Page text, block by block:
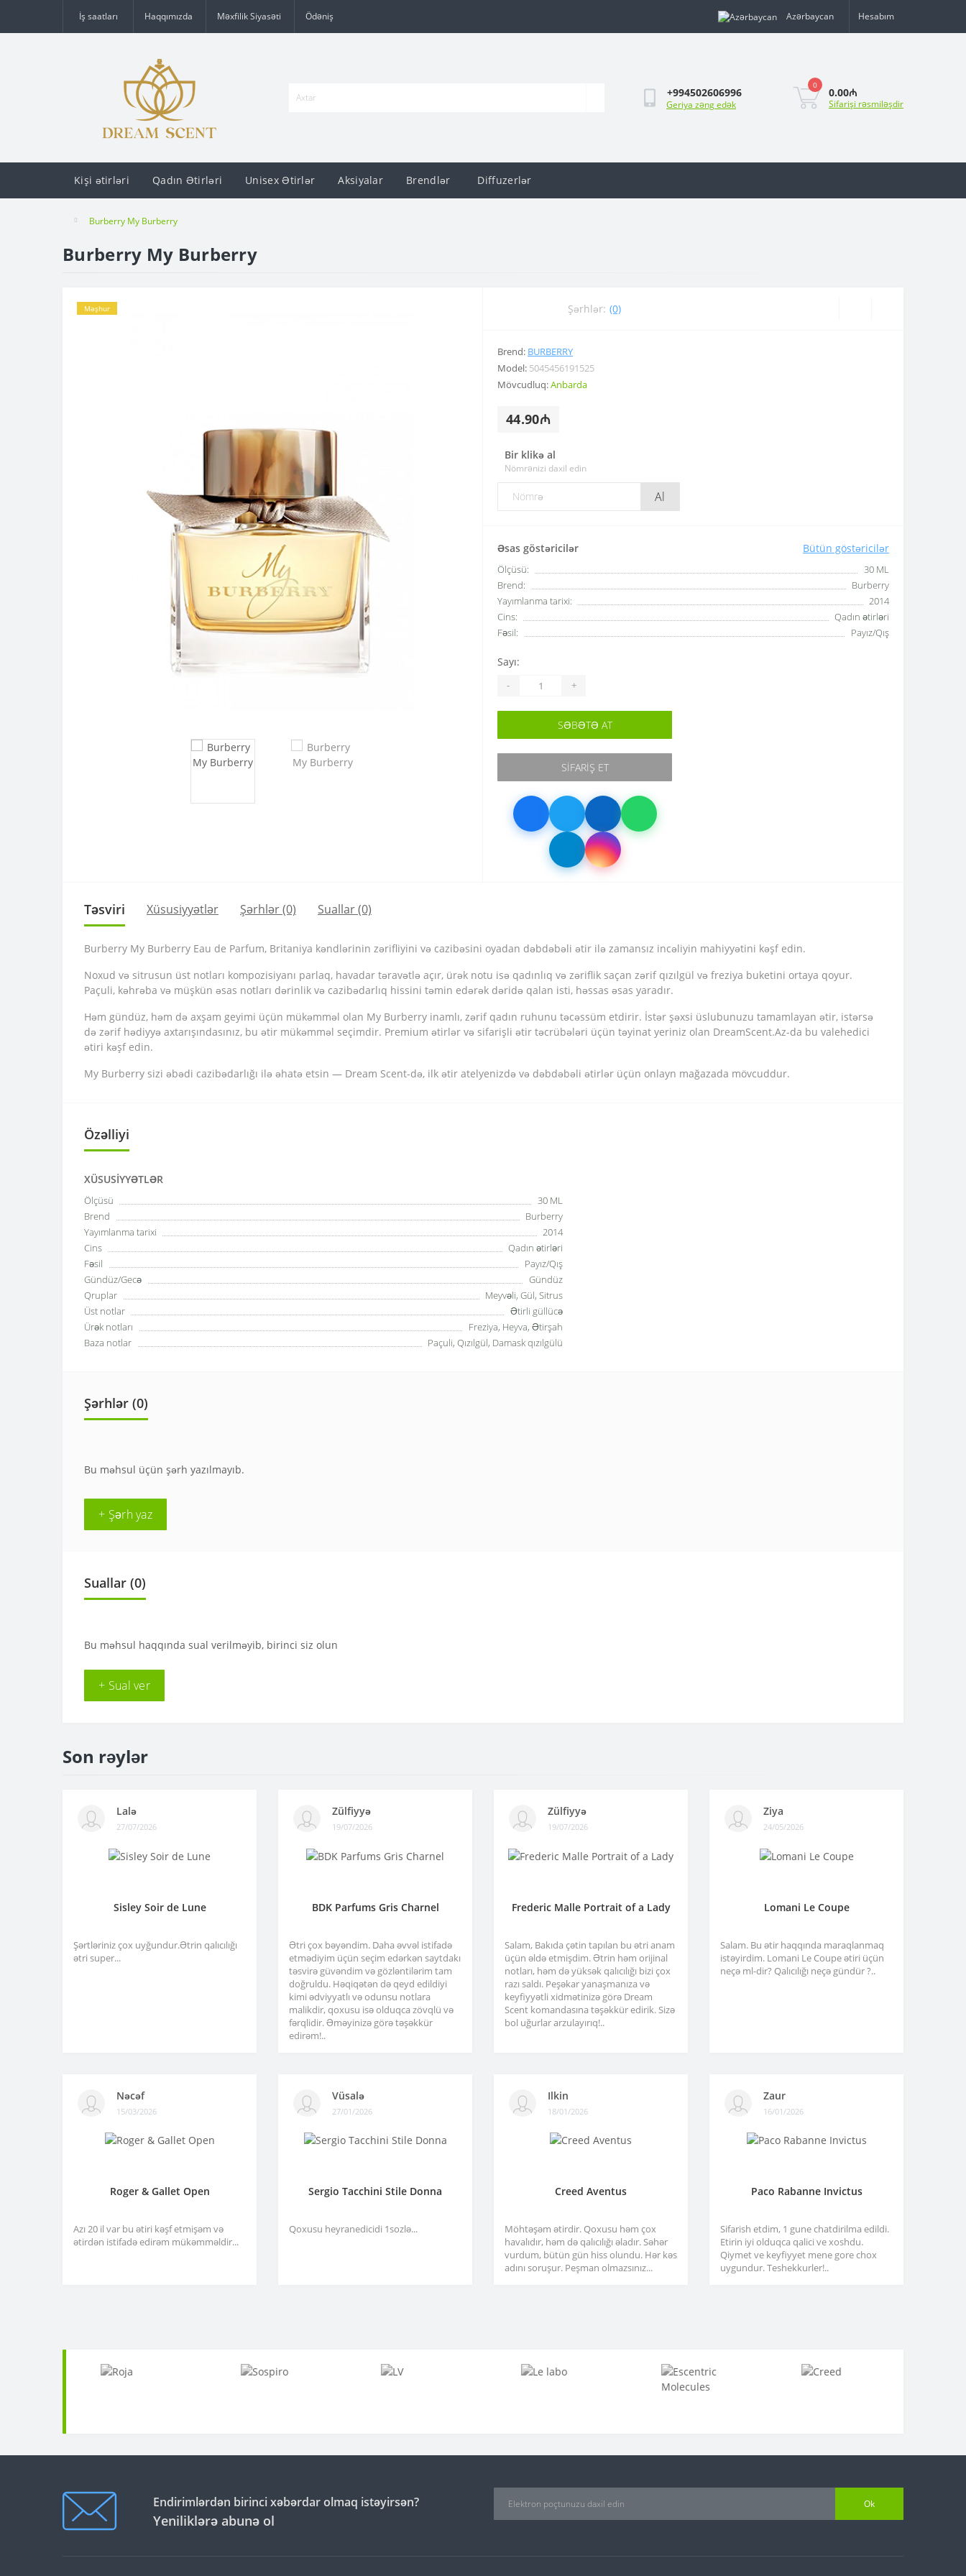
İş saatları Haqqımızda Məxfilik Siyasəti Ödəniş Azərbaycan Hesabım
+994502606996
Geriya zəng edək
0
0.00₼
Sifarişi rəsmiləşdir
Kişi ətirləri Qadın Ətirləri Unisex Ətirlər Aksiyalar Brendlər Diffuzerlər
Burberry My Burberry
Burberry My Burberry
Məşhur Şərhlər: (0)
Brend: BURBERRY
Model: 5045456191525
Mövcudluq:Anbarda
44.90₼
Bir klikə al
Nömrənizi daxil edin
Al
Əsas göstəricilər Bütün göstəricilər
Ölçüsü:
30 ML
Brend:
Burberry
Yayımlanma tarixi:
2014
Cins:
Qadın ətirləri
Fəsil:
Payız/Qış
Sayı:
- +
SƏBƏTƏ AT
SIFARIŞ ET
Təsviri Xüsusiyyətlər Şərhlər (0) Suallar(0)
Burberry My Burberry Eau de Parfum, Britaniya kəndlərinin zərifliyini və cazibəsini oyadan dəbdəbəli ətir ilə zamansız incəliyin mahiyyətini kəşf edin.
Noxud və sitrusun üst notları kompozisiyanı parlaq, havadar təravətlə açır, ürək notu isə qadınlıq və zəriflik saçan zərif qızılgül və freziya buketini ortaya qoyur.
Paçuli, kəhrəba və müşkün əsas notları dərinlik və cazibədarlıq hissini təmin edərək dəridə qalan isti, həssas əsas yaradır.
Həm gündüz, həm də axşam geyimi üçün mükəmməl olan My Burberry inamlı, zərif qadın ruhunu təcəssüm etdirir. İstər şəxsi üslubunuzu tamamlayan ətir, istərsə
də zərif hədiyyə axtarışındasınız, bu ətir mükəmməl seçimdir. Premium ətirlər və sifarişli ətir təcrübələri üçün təyinat yeriniz olan DreamScent.Az-da bu valehedici
ətiri kəşf edin.
My Burberry sizi əbədi cazibədarlığı ilə əhatə etsin — Dream Scent-də, ilk ətir atelyenizdə və dəbdəbəli ətirlər üçün onlayn mağazada mövcuddur.
Özəlliyi
XÜSUSIYYƏTLƏR
Ölçüsü
30 ML
Brend
Burberry
Yayımlanma tarixi
2014
Cins
Qadın ətirləri
Fəsil
Payız/Qış
Gündüz/Gecə
Gündüz
Qruplar
Meyvəli, Gül, Sitrus
Üst notlar
Ətirli güllücə
Ürək notları
Freziya, Heyva, Ətirşah
Baza notlar
Paçuli, Qızılgül, Damask qızılgülü
Şərhlər (0)
Bu məhsul üçün şərh yazılmayıb.
+ Şərh yaz
Suallar (0)
Bu məhsul haqqında sual verilməyib, birinci siz olun
+ Sual ver
Son rəylər
Lalə
27/07/2026
Sisley Soir de Lune
Şərtləriniz çox uyğundur.Ətrin qalıcılığı
ətri super...
Zülfiyyə
19/07/2026
BDK Parfums Gris Charnel
Ətri çox bəyəndim. Daha əvvəl istifadə
etmədiyim üçün seçim edərkən saytdakı
təsvirə güvəndim və gözləntilərim tam
doğruldu. Həqiqətən də qeyd edildiyi
kimi ədviyyatlı və odunsu notlara
malikdir, qoxusu isə olduqca zövqlü və
fərqlidir. Əməyinizə görə təşəkkür
edirəm!..
Zülfiyyə
19/07/2026
Frederic Malle Portrait of a Lady
Salam, Bakıda çətin tapılan bu ətri anam
üçün əldə etmişdim. Ətrin həm orijinal
notları, həm də yüksək qalıcılığı bizi çox
razı saldı. Peşəkar yanaşmanıza və
keyfiyyətli xidmətinizə görə Dream
Scent komandasına təşəkkür edirik. Sizə
bol uğurlar arzulayırıq!..
Ziya
24/05/2026
Lomani Le Coupe
Salam. Bu ətir haqqında maraqlanmaq
istəyirdim. Lomani Le Coupe ətiri üçün
neçə ml-dir? Qalıcılığı neçə gündür ?..
Nəcəf
15/03/2026
Roger & Gallet Open
Azı 20 il var bu ətiri kəşf etmişəm və
ətirdən istifadə edirəm mükəmməldir...
Vüsalə
27/01/2026
Sergio Tacchini Stile Donna
Qoxusu heyranedicidi 1sozlə...
Ilkin
18/01/2026
Creed Aventus
Möhtəşəm ətirdir. Qoxusu həm çox
havalıdır, həm də qalıcılığı əladır. Səhər
vurdum, bütün gün hiss olundu. Hər kəs
adını soruşur. Peşman olmazsınız...
Zaur
16/01/2026
Paco Rabanne Invictus
Sifarish etdim, 1 gune chatdirilma edildi.
Etirin iyi olduqca qalici ve xoshdu.
Qiymet ve keyfiyyet mene gore chox
uygundur. Teshekkurler!..
Endirimlərdən birinci xəbərdar olmaq istəyirsən?
Yeniliklərə abunə ol
Ok